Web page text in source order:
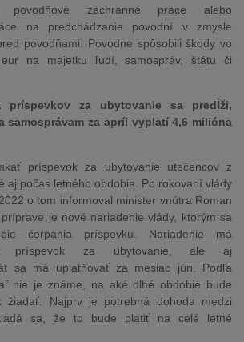
povodňové záchranné práce alebo
na predchádzanie povodní v zmysle
povodňami. Povodne spôsobili škody vo
na majetku ľudí, samospráv, štátu či
príspevkov za ubytovanie sa predĺži,
samosprávam za apríl vyplatí 4,6 milióna
príspevok za ubytovanie utečencov z
aj počas letného obdobia. Po rokovaní vlády
o tom informoval minister vnútra Roman
je nové nariadenie vlády, ktorým sa
čerpania príspevku. Nariadenie má
príspevok za ubytovanie, ale aj
sa má uplatňovať za mesiac jún. Podľa
nie je známe, na aké dlhé obdobie bude
žiadať. Najprv je potrebná dohoda medzi
sa, že to bude platiť na celé letné